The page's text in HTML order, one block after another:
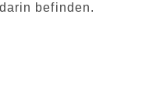
befinden.